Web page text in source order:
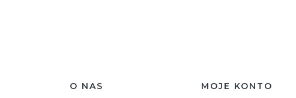
O NAS MOJE KONTO